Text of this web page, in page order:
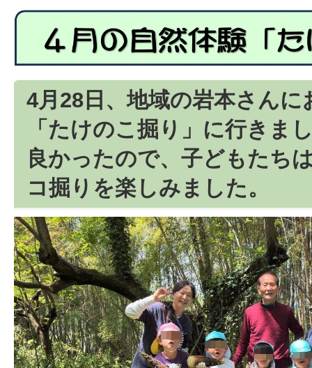
4月28日、地域の岩本さんに
「たけのこ掘り」に行きま
良かったので、子どもたち
コ掘りを楽しみました。